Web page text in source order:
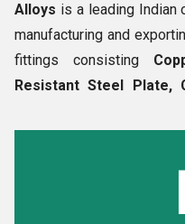
Alloys is a leading Indian
manufacturing and
fittings consisting
Resistant Steel Plate,
During the production of
with advance machines
of the goods, they are